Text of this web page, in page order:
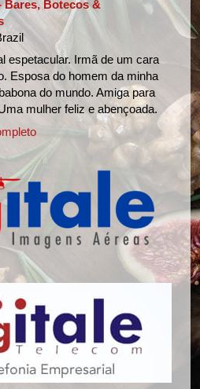
Bares, Botecos &
espetacular. Irmã de um cara
Esposa do homem da minha
do mundo. Amiga para
mulher feliz e abençoada.